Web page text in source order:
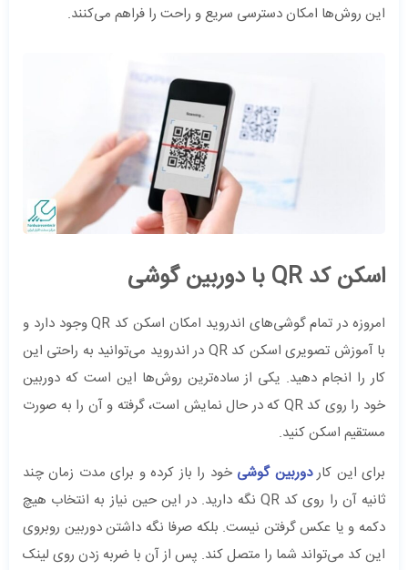
این روش‌ها امکان دسترسی سریع و راحت را فراهم می‌کنند.
اسکن کد QR با دوربین گوشی
امروزه در تمام گوشی‌های اندروید امکان اسکن کد QR وجود دارد و
با آموزش تصویری اسکن کد QR در اندروید می‌توانید به راحتی این
کار را انجام دهید. یکی از ساده‌ترین روش‌ها این است که دوربین
خود را روی کد QR که در حال نمایش است، گرفته و آن را به صورت
مستقیم اسکن کنید.
برای این کاردوربین گوشی خود را باز کرده و برای مدت زمان چند
ثانیه آن را روی کد QR نگه دارید. در این حین نیاز به انتخاب هیچ
دکمه‌ و یا عکس گرفتن نیست. بلکه صرفا نگه داشتن دوربین روبروی
این کد می‌تواند شما را متصل کند. پس از آن با ضربه زدن روی لینک